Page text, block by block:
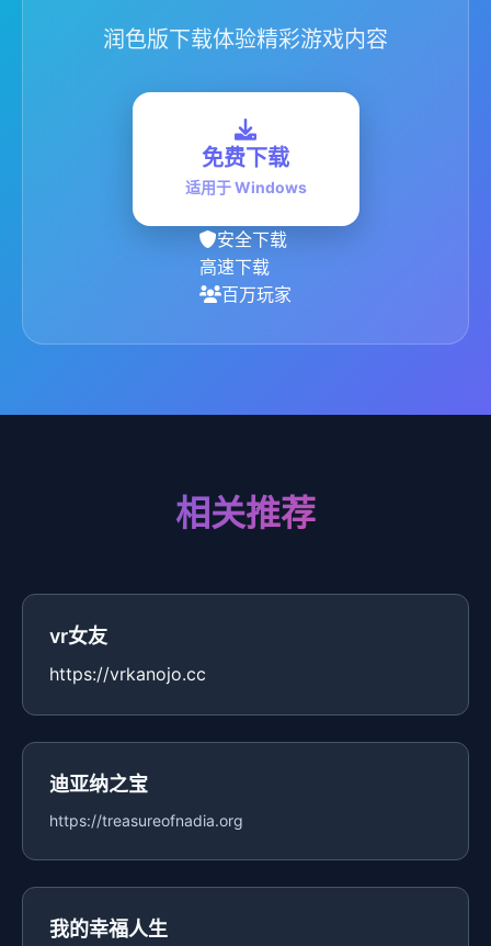
润色版下载体验精彩游戏内容
免费下载
适用于 Windows
安全下载
高速下载
百万玩家
相关推荐
vr女友
https://vrkanojo.cc
迪亚纳之宝
https://treasureofnadia.org
我的幸福人生